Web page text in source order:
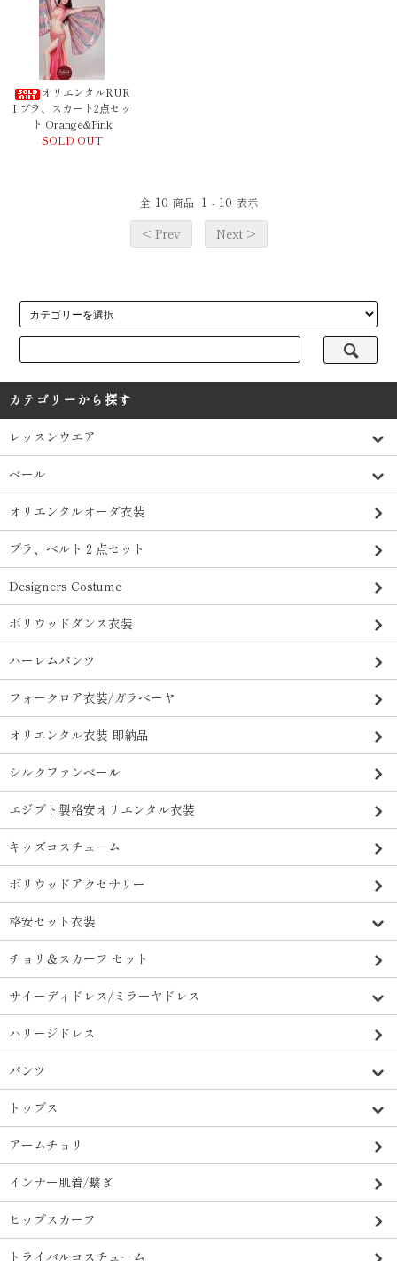
オリエンタルRUR
I ブラ、スカート2点セッ
ト Orange&Pink
SOLD OUT
全 10 商品 1 - 10 表示
< Prev Next >
カテゴリーから探す
レッスンウエア
ベール
オリエンタルオーダ衣装
ブラ、ベルト２点セット
Designers Costume
ボリウッドダンス衣装
ハーレムパンツ
フォークロア衣装/ガラベーヤ
オリエンタル衣装 即納品
シルクファンベール
エジプト製格安オリエンタル衣装
キッズコスチューム
ボリウッドアクセサリー
格安セット衣装
チョリ＆スカーフ セット
サイーディドレス/ミラーヤドレス
ハリージドレス
パンツ
トップス
アームチョリ
インナー肌着/繋ぎ
ヒップスカーフ
トライバルコスチューム